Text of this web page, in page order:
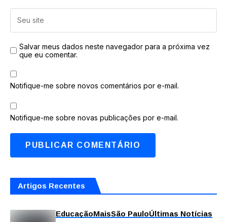
Salvar meus dados neste navegador para a próxima vez
que eu comentar.
Notifique-me sobre novos comentários por e-mail.
Notifique-me sobre novas publicações por e-mail.
Artigos Recentes
EducaçãoMaisSão PauloÚltimas Notícias